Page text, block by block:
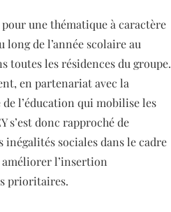
une thématique à caractère
de l’année scolaire au
toutes les résidences du groupe.
en partenariat avec la
l’éducation qui mobilise les
s’est donc rapproché de
sociales dans le cadre
l’insertion
prioritaires.